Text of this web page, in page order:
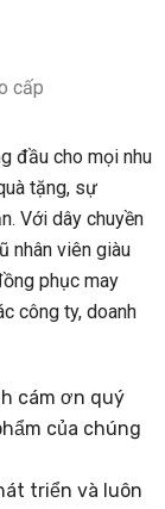
cấp
đầu cho mọi nhu
tặng, sự
Với dây chuyền
nhân viên giàu
phục may
công ty, doanh
cám ơn quý
của chúng
triển và luôn